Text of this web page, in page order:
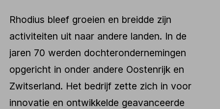
Rhodius bleef groeien en breidde zijn
activiteiten uit naar andere landen. In de
jaren 70 werden dochterondernemingen
opgericht in onder andere Oostenrijk en
Zwitserland. Het bedrijf zette zich in voor
innovatie en ontwikkelde geavanceerde